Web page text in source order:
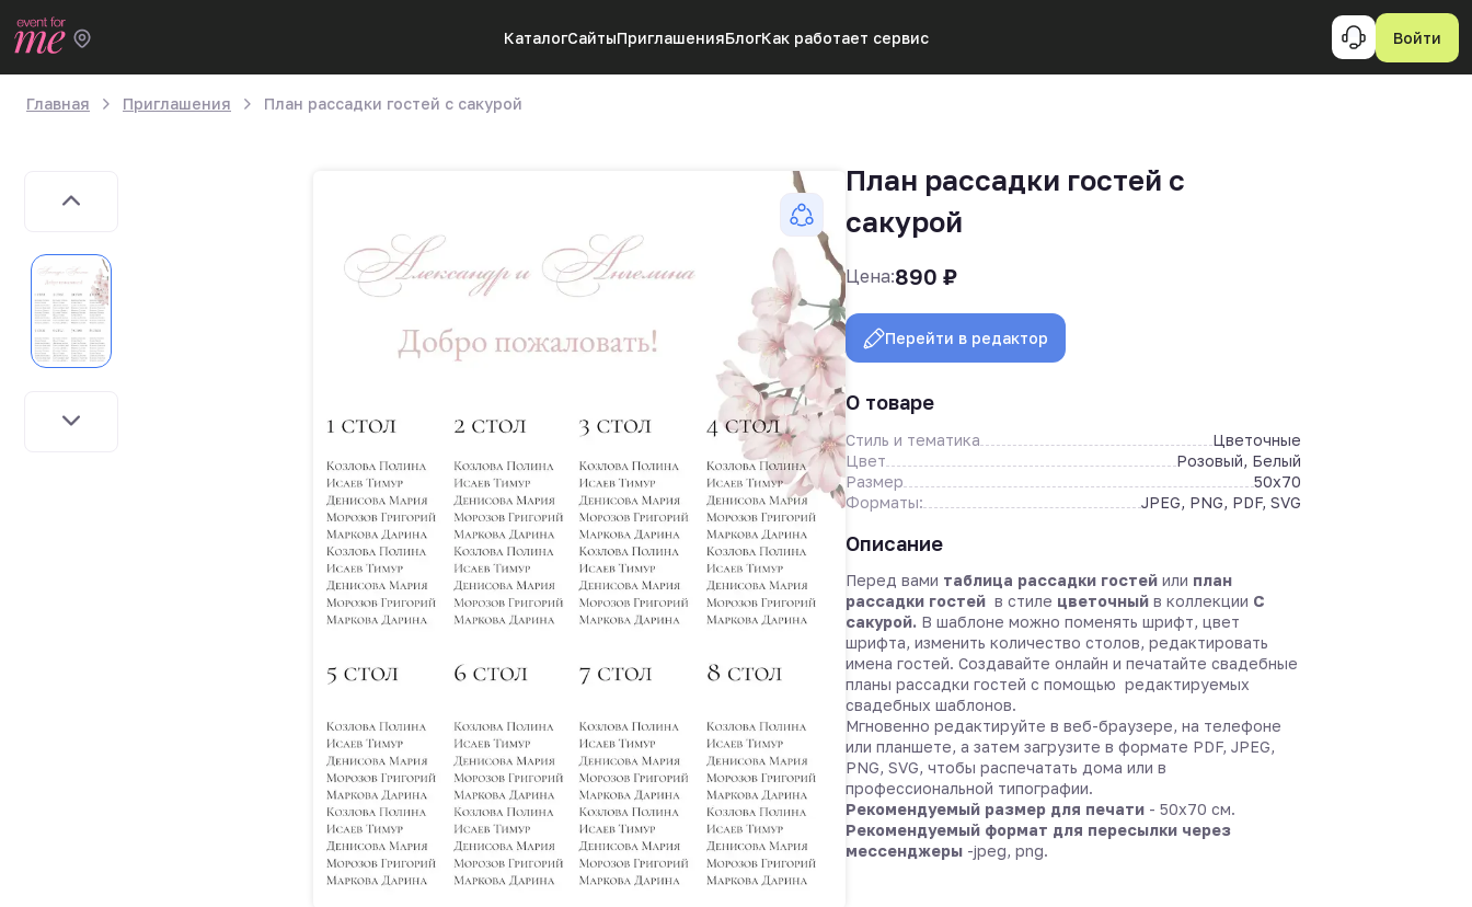
КаталогСайтыПриглашенияБлогКак работает сервис Войти
Главная Приглашения План рассадки гостей с сакурой
План рассадки гостей с
сакурой
Цена:890 ₽
Перейти в редактор
Описание
Перед вами таблица рассадки гостей или план
рассадки гостей в стиле цветочный в коллекции С
сакурой. В шаблоне можно поменять шрифт, цвет
шрифта, изменить количество столов, редактировать
имена гостей. Создавайте онлайн и печатайте свадебные
планы рассадки гостей с помощью редактируемых
свадебных шаблонов.
Мгновенно редактируйте в веб-браузере, на телефоне
или планшете, а затем загрузите в формате PDF, JPEG,
PNG, SVG, чтобы распечатать дома или в
профессиональной типографии.
Рекомендуемый размер для печати - 50х70 см.
Рекомендуемый формат для пересылки через
мессенджеры -jpeg, png.
О товаре
Стиль и тематика
Цветочные
Цвет
Розовый, Белый
Размер
50x70
Форматы:
JPEG, PNG, PDF, SVG